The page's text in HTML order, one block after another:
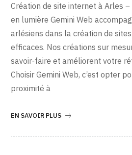
Création de site internet à Arles
en lumière Gemini Web
arlésiens dans la création de
efficaces. Nos créations sur
savoir-faire et améliorent votre
Choisir Gemini Web, c’est opter
proximité à
EN SAVOIR PLUS